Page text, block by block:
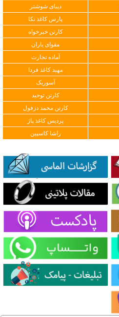
دیبای شوشتر
پارس کاغذ نکا
کارتن خیرخواه
مقوای یاران
آماده تجارت
مهبد کاغذ فردا
آسوریک
کارتن توحید
کارتن محمد دزفول
پردیس کاغذ پاژ
راشا کاسپین